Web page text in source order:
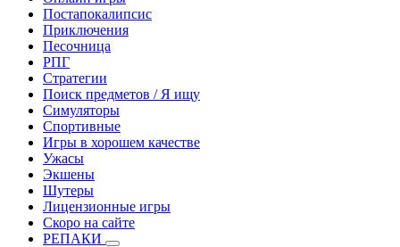
Постапокалипсис
Приключения
Песочница
РПГ
Стратегии
Поиск предметов / Я ищу
Симуляторы
Спортивные
Игры в хорошем качестве
Ужасы
Экшены
Шутеры
Лицензионные игры
Скоро на сайте
РЕПАКИ